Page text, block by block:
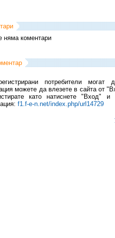
няма коментари
потребители
можете да влезете в сайта от
като натиснете "Вход" и
f1.f-e-n.net/index.php/url14729